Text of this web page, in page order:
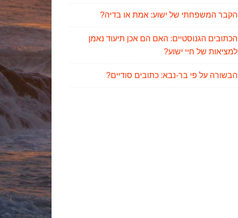
הקבר המשפחתי של ישוע: אמת או בדיה?
הכתובים הגנוסטיים: האם הם אכן תיעוד נאמן
למציאות של חיי ישוע?
הבשורה על פי בר-נבא: כתובים סודיים?